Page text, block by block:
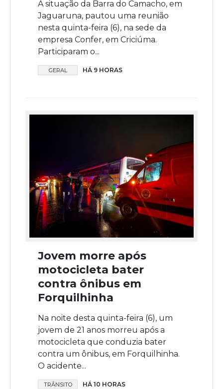
A situação da Barra do Camacho, em
Jaguaruna, pautou uma reunião
nesta quinta-feira (6), na sede da
empresa Confer, em Criciúma.
Participaram o...
GERAL HÁ 9 HORAS
Jovem morre após
motocicleta bater
contra ônibus em
Forquilhinha
Na noite desta quinta-feira (6), um
jovem de 21 anos morreu após a
motocicleta que conduzia bater
contra um ônibus, em Forquilhinha.
O acidente...
TRÂNSITO HÁ 10 HORAS